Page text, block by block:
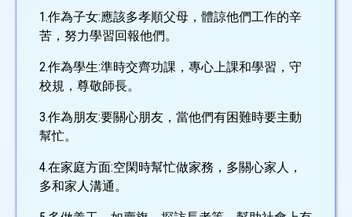
1.作為子女:應該多孝順父母，體諒他們工作的辛
苦，努力學習回報他們。
2.作為學生:準時交齊功課，專心上課和學習，守
校規，尊敬師長。
3.作為朋友:要關心朋友，當他們有困難時要主動
幫忙。
4.在家庭方面:空閑時幫忙做家務，多關心家人，
多和家人溝通。